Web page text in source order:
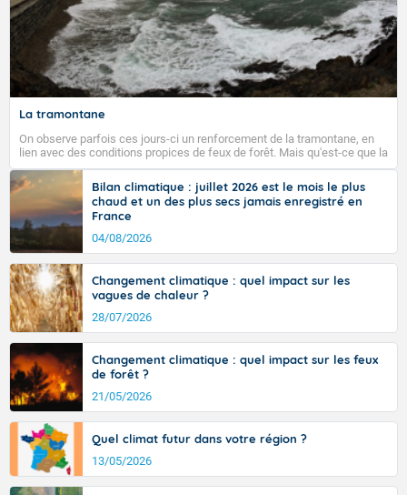
La tramontane
On observe parfois ces jours-ci un renforcement de la tramontane, en
lien avec des conditions propices de feux de forêt. Mais qu'est-ce que la
tramontane ? Quelles sont ses caractéristiques ? La tramontane est un
vent turbulent soufflant de secteur nord-ouest à nord, ou ouest à nord-
ouest, dans un secteur qui part du Roussillon à la vallée de l’Aude et à
l’ouest de l’Hérault. L’étymologie de ce vent vient du latin trasmontanus,
signifiant au-delà des monts, en allusion aux régions montagneuses
d’où provient ce vent.
Bilan climatique : juillet 2026 est le mois le plus
chaud et un des plus secs jamais enregistré en
France
04/08/2026
Changement climatique : quel impact sur les
vagues de chaleur ?
28/07/2026
Changement climatique : quel impact sur les feux
de forêt ?
21/05/2026
Quel climat futur dans votre région ?
13/05/2026